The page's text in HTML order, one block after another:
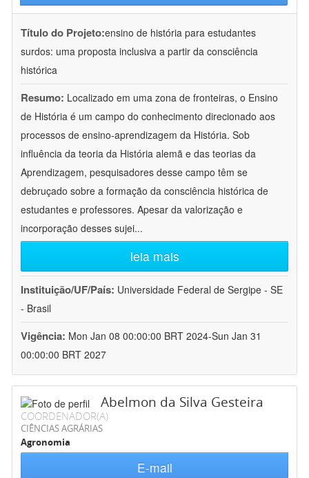
Título do Projeto:ensino de história para estudantes
surdos: uma proposta inclusiva a partir da consciência
histórica
Resumo: Localizado em uma zona de fronteiras, o Ensino
de História é um campo do conhecimento direcionado aos
processos de ensino-aprendizagem da História. Sob
influência da teoria da História alemã e das teorias da
Aprendizagem, pesquisadores desse campo têm se
debruçado sobre a formação da consciência histórica de
estudantes e professores. Apesar da valorização e
incorporação desses sujei...
leia mais
Instituição/UF/País: Universidade Federal de Sergipe - SE
- Brasil
Vigência: Mon Jan 08 00:00:00 BRT 2024-Sun Jan 31
00:00:00 BRT 2027
Abelmon da Silva Gesteira
COORDENADOR(A)
CIÊNCIAS AGRÁRIAS
Agronomia
E-mail